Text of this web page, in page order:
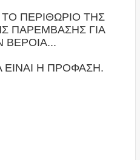
ΠΕΡΙΘΩΡΙΟ ΤΗΣ
ΠΑΡΕΜΒΑΣΗΣ ΓΙΑ
ΒΕΡΟΙΑ...
ΕΙΝΑΙ Η ΠΡΟΦΑΣΗ.